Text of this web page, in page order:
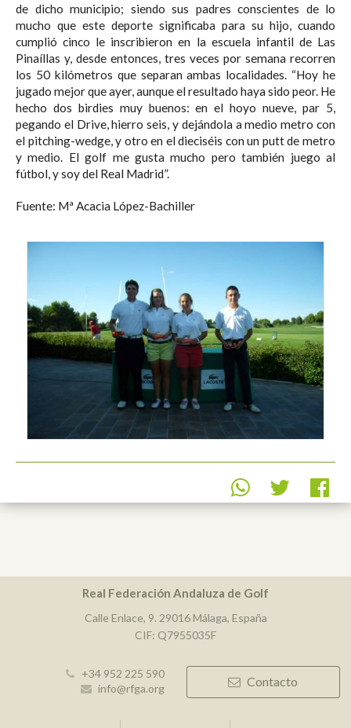
de dicho municipio; siendo sus padres conscientes de lo
mucho que este deporte significaba para su hijo, cuando
cumplió cinco le inscribieron en la escuela infantil de Las
Pinaíllas y, desde entonces, tres veces por semana recorren
los 50 kilómetros que separan ambas localidades. “Hoy he
jugado mejor que ayer, aunque el resultado haya sido peor. He
hecho dos birdies muy buenos: en el hoyo nueve, par 5,
pegando el Drive, hierro seis, y dejándola a medio metro con
el pitching-wedge, y otro en el dieciséis con un putt de metro
y medio. El golf me gusta mucho pero también juego al
fútbol, y soy del Real Madrid”.
Fuente: Mª Acacia López-Bachiller
Real Federación Andaluza de Golf
Calle Enlace, 9. 29016 Málaga, España
CIF: Q7955035F
+34 952 225 590
info@rfga.org
Contacto